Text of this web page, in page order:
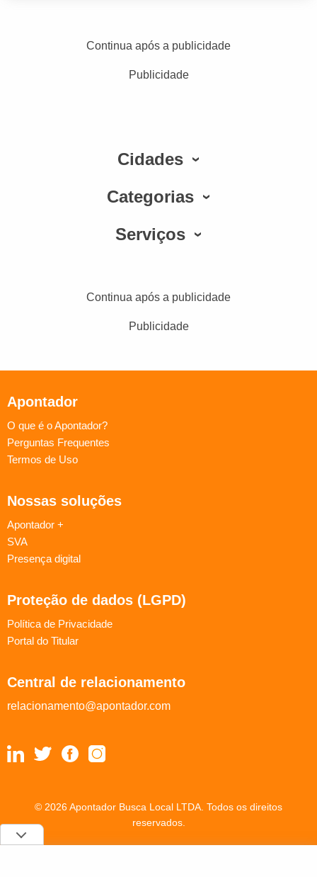
Continua após a publicidade
Publicidade
Cidades
Categorias
Serviços
Continua após a publicidade
Publicidade
Apontador
O que é o Apontador?
Perguntas Frequentes
Termos de Uso
Nossas soluções
Apontador +
SVA
Presença digital
Proteção de dados (LGPD)
Política de Privacidade
Portal do Titular
Central de relacionamento
relacionamento@apontador.com
© 2026 Apontador Busca Local LTDA. Todos os direitos
reservados.